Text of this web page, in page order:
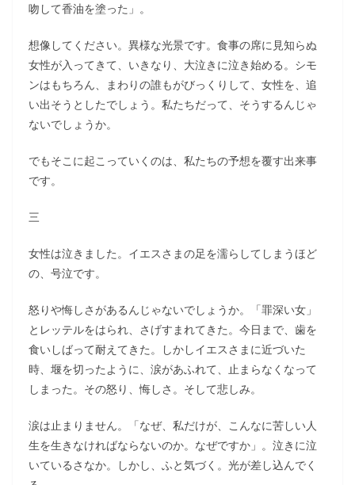
吻して香油を塗った」。
想像してください。異様な光景です。食事の席に見知らぬ
女性が入ってきて、いきなり、大泣きに泣き始める。シモ
ンはもちろん、まわりの誰もがびっくりして、女性を、追
い出そうとしたでしょう。私たちだって、そうするんじゃ
ないでしょうか。
でもそこに起こっていくのは、私たちの予想を覆す出来事
です。
三
女性は泣きました。イエスさまの足を濡らしてしまうほど
の、号泣です。
怒りや悔しさがあるんじゃないでしょうか。「罪深い女」
とレッテルをはられ、さげすまれてきた。今日まで、歯を
食いしばって耐えてきた。しかしイエスさまに近づいた
時、堰を切ったように、涙があふれて、止まらなくなって
しまった。その怒り、悔しさ。そして悲しみ。
涙は止まりません。「なぜ、私だけが、こんなに苦しい人
生を生きなければならないのか。なぜですか」。泣きに泣
いているさなか。しかし、ふと気づく。光が差し込んでく